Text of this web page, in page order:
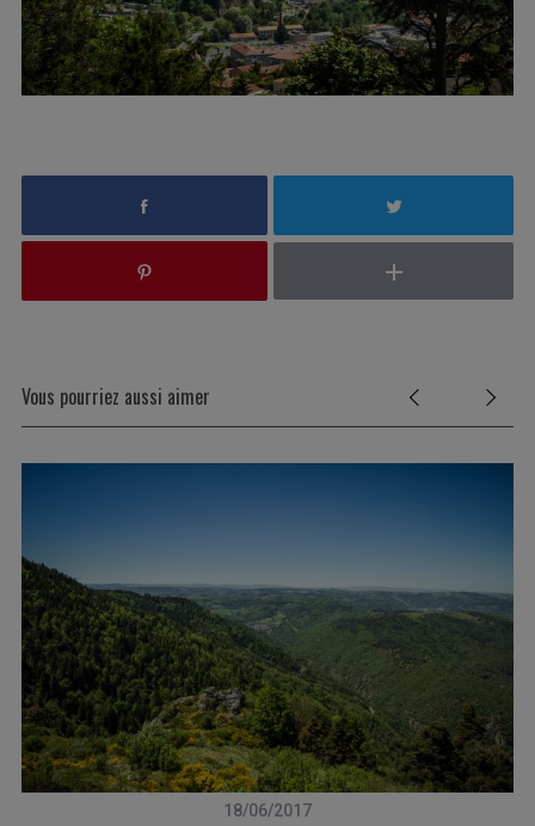
Vous pourriez aussi aimer
18/06/2017